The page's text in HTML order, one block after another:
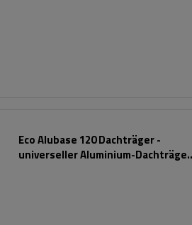
Eco Alubase 120 Dachträger -
universeller Aluminium-Dachträger